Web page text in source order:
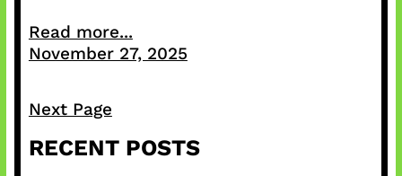
Read more...
November 27, 2025
Next Page
RECENT POSTS